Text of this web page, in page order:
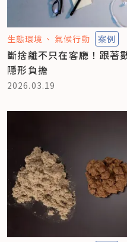
生態環境 氣候行動 案例
斷捨離不只在客廳！跟著
隱形負擔
2026.03.19